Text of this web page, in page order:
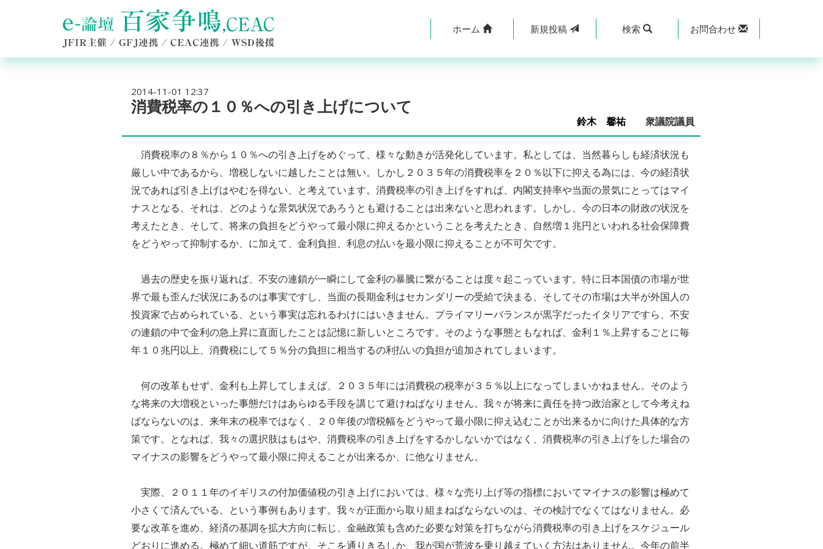
ホーム 新規投稿 検索 お問合わせ
2014-11-01 12:37
消費税率の１０％への引き上げについて
鈴木 馨祐 衆議院議員
消費税率の８％から１０％への引き上げをめぐって、様々な動きが活発化しています。私としては、当然暮らしも経済状況も
厳しい中であるから、増税しないに越したことは無い。しかし２０３５年の消費税率を２０％以下に抑える為には、今の経済状
況であれば引き上げはやむを得ない、と考えています。消費税率の引き上げをすれば、内閣支持率や当面の景気にとってはマイ
ナスとなる、それは、どのような景気状況であろうとも避けることは出来ないと思われます。しかし、今の日本の財政の状況を
考えたとき、そして、将来の負担をどうやって最小限に抑えるかということを考えたとき、自然増１兆円といわれる社会保障費
をどうやって抑制するか、に加えて、金利負担、利息の払いを最小限に抑えることが不可欠です。
過去の歴史を振り返れば、不安の連鎖が一瞬にして金利の暴騰に繋がることは度々起こっています。特に日本国債の市場が世
界で最も歪んだ状況にあるのは事実ですし、当面の長期金利はセカンダリーの受給で決まる、そしてその市場は大半が外国人の
投資家で占められている、という事実は忘れるわけにはいきません。プライマリーバランスが黒字だったイタリアですら、不安
の連鎖の中で金利の急上昇に直面したことは記憶に新しいところです。そのような事態ともなれば、金利１％上昇するごとに毎
年１０兆円以上、消費税にして５％分の負担に相当するの利払いの負担が追加されてしまいます。
何の改革もせず、金利も上昇してしまえば、２０３５年には消費税の税率が３５％以上になってしまいかねません。そのよう
な将来の大増税といった事態だけはあらゆる手段を講じて避けねばなりません。我々が将来に責任を持つ政治家として今考えね
ばならないのは、来年末の税率ではなく、２０年後の増税幅をどうやって最小限に抑え込むことが出来るかに向けた具体的な方
策です。となれば、我々の選択肢はもはや、消費税率の引き上げをするかしないかではなく、消費税率の引き上げをした場合の
マイナスの影響をどうやって最小限に抑えることが出来るか、に他なりません。
実際、２０１１年のイギリスの付加価値税の引き上げにおいては、様々な売り上げ等の指標においてマイナスの影響は極めて
小さくて済んでいる、という事例もあります。我々が正面から取り組まねばならないのは、その検討でなくてはなりません。必
要な改革を進め、経済の基調を拡大方向に転じ、金融政策も含めた必要な対策を打ちながら消費税率の引き上げをスケジュール
どおりに進める。極めて細い道筋ですが、そこを通りきるしか、我が国が荒波を乗り越えていく方法はありません。今年の前半